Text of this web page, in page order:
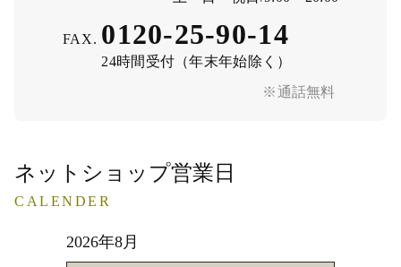
※通話無料
FAX. 0120-25-90-14
24時間受付（年末年始除く）
ネットショップ営業日
CALENDER
2026年8月